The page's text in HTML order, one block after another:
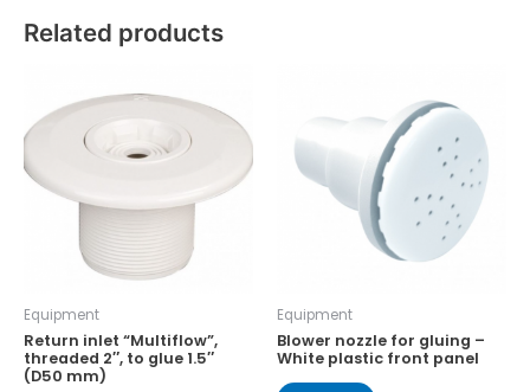
Related products
Equipment
Return inlet “Multiflow”,
threaded 2″, to glue 1.5″
(D50 mm)
Equipment
Blower nozzle for gluing –
White plastic front panel